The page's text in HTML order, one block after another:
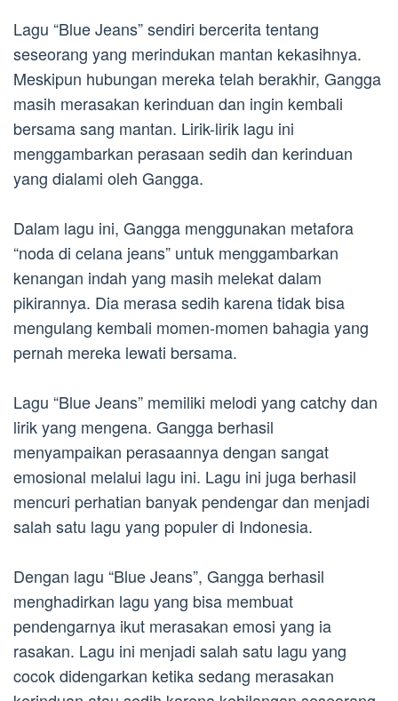
Lagu “Blue Jeans” sendiri bercerita tentang
seseorang yang merindukan mantan kekasihnya.
Meskipun hubungan mereka telah berakhir, Gangga
masih merasakan kerinduan dan ingin kembali
bersama sang mantan. Lirik-lirik lagu ini
menggambarkan perasaan sedih dan kerinduan
yang dialami oleh Gangga.
Dalam lagu ini, Gangga menggunakan metafora
“noda di celana jeans” untuk menggambarkan
kenangan indah yang masih melekat dalam
pikirannya. Dia merasa sedih karena tidak bisa
mengulang kembali momen-momen bahagia yang
pernah mereka lewati bersama.
Lagu “Blue Jeans” memiliki melodi yang catchy dan
lirik yang mengena. Gangga berhasil
menyampaikan perasaannya dengan sangat
emosional melalui lagu ini. Lagu ini juga berhasil
mencuri perhatian banyak pendengar dan menjadi
salah satu lagu yang populer di Indonesia.
Dengan lagu “Blue Jeans”, Gangga berhasil
menghadirkan lagu yang bisa membuat
pendengarnya ikut merasakan emosi yang ia
rasakan. Lagu ini menjadi salah satu lagu yang
cocok didengarkan ketika sedang merasakan